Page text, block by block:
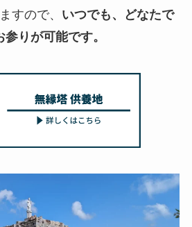
すので、 いつでも、どなたで
参りが可能です。